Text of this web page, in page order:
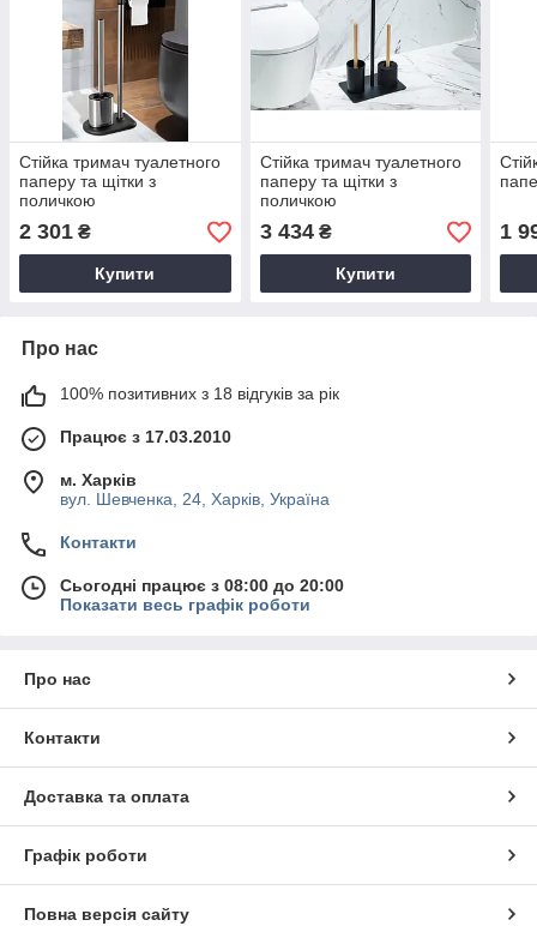
Стійка тримач туалетного
паперу та щітки з
поличкою
2 301 ₴
Купити
Стійка тримач туалетного
паперу та щітки з
поличкою
3 434₴
Купити
1
Про нас
100% позитивних з 18 відгуків за рік
Працює з 17.03.2010
м. Харків
вул. Шевченка, 24, Харків, Україна
Контакти
Сьогодні працює з 08:00 до 20:00
Показати весь графік роботи
Про нас
Контакти
Доставка та оплата
Графік роботи
Повна версія сайту